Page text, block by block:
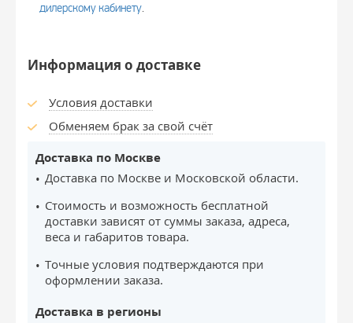
дилерскому кабинету.
Информация о доставке
Условия доставки
Обменяем брак за свой счёт
Доставка по Москве
Доставка по Москве и Московской области.
Стоимость и возможность бесплатной
доставки зависят от суммы заказа, адреса,
веса и габаритов товара.
Точные условия подтверждаются при
оформлении заказа.
Доставка в регионы